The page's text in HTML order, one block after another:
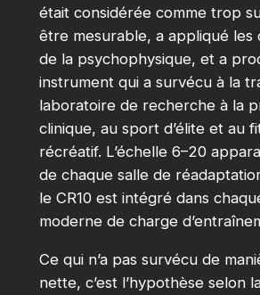
était considérée comme trop
être mesurable, a appliqué les
de la psychophysique, et a
instrument qui a survécu à la
laboratoire de recherche à la
clinique, au sport d’élite et au
récréatif. L’échelle 6–20
de chaque salle de
le CR10 est intégré dans
moderne de charge
Ce qui n’a pas survécu de
nette, c’est l’hypothèse selon